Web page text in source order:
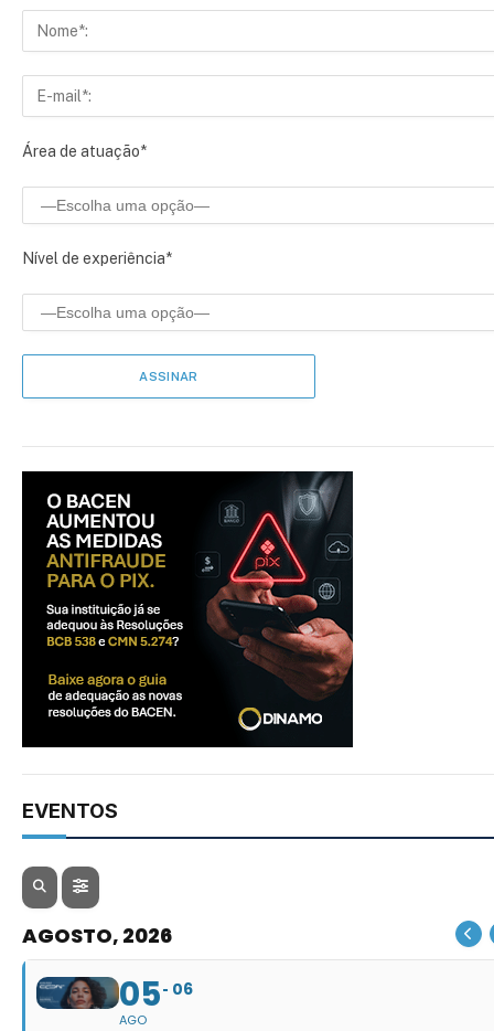
Área de atuação*
Nível de experiência*
EVENTOS
AGOSTO, 2026
05
AGO
06